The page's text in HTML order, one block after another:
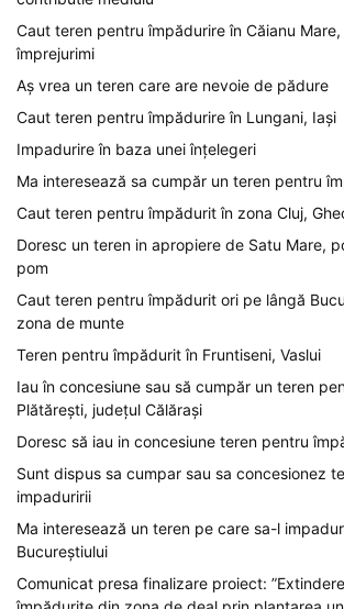
Caut teren pentru împădurire în Căianu
împrejurimi
Aș vrea un teren care are nevoie de pădure
Caut teren pentru împădurire în Lungani, Iași
Impadurire în baza unei înțelegeri
Ma interesează sa cumpăr un teren pentru
Caut teren pentru împădurit în zona Cluj,
Doresc un teren in apropiere de Satu Mare,
pom
Caut teren pentru împădurit ori pe lângă
zona de munte
Teren pentru împădurit în Fruntiseni, Vaslui
Iau în concesiune sau să cumpăr un teren
Plătărești, județul Călărași
Doresc să iau in concesiune teren pentru
Sunt dispus sa cumpar sau sa concesionez
impaduririi
Ma interesează un teren pe care sa-l
Bucureștiului
Comunicat presa finalizare proiect: